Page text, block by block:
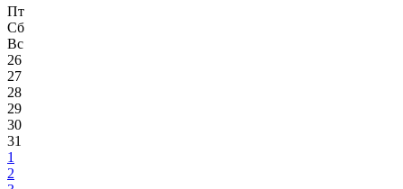
Пт
Сб
Вс
26
27
28
29
30
31
1
2